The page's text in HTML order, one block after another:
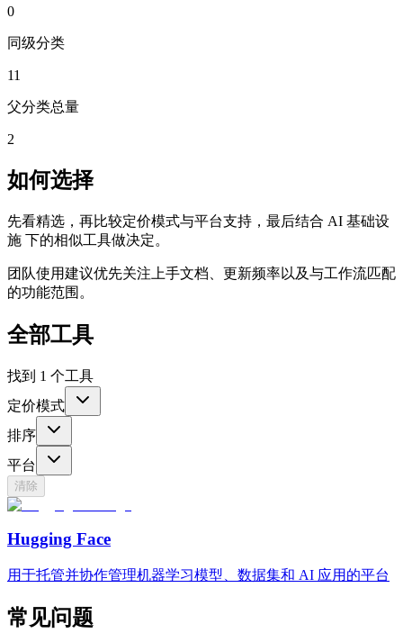
0
同级分类
11
父分类总量
2
如何选择
先看精选，再比较定价模式与平台支持，最后结合 AI 基础设
施 下的相似工具做决定。
团队使用建议优先关注上手文档、更新频率以及与工作流匹配
的功能范围。
全部工具
找到 1 个工具
定价模式
排序
平台
清除
Hugging Face
用于托管并协作管理机器学习模型、数据集和 AI 应用的平台
常见问题